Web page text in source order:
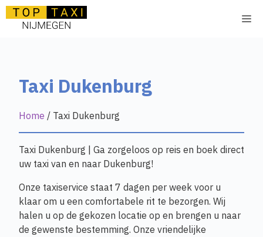
Ga
naar
Taxi Dukenburg
Home / Taxi Dukenburg
Taxi Dukenburg | Ga zorgeloos op reis en boek direct
uw taxi van en naar Dukenburg!
Onze taxiservice staat 7 dagen per week voor u
klaar om u een comfortabele rit te bezorgen. Wij
halen u op de gekozen locatie op en brengen u naar
de gewenste bestemming. Onze vriendelijke